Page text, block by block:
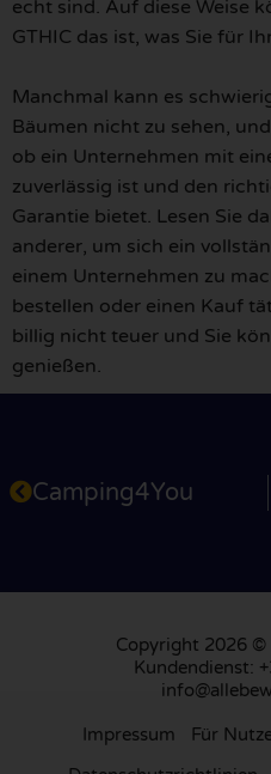
echt sind. Auf diese Weise
GTHIC das ist, was Sie für
Manchmal kann es
Bäumen nicht zu sehen,
ob ein Unternehmen mit
zuverlässig ist und den
Garantie bietet. Lesen Sie
anderer, um sich ein
einem Unternehmen zu
bestellen oder einen Kauf
billig nicht teuer und Sie
genießen.
Camping4You
Copyright 2026 ©
Kundendienst:
Impressum Für